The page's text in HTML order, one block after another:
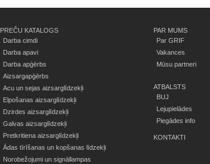
PREČU KATALOGS
Darba cimdi
Darba apavi
Darba apģērbs
Aizsargapģērbs
Acu un sejas aizsarglīdzekļi
Elpošanas aizsarglīdzekļi
Dzirdes aizsarglīdzekļi
Galvas aizsarglīdzekļi
Pretkritiena aizsarglīdzekļi
Ādas tīrīšanas un kopšanas līdzekļi
Norobežojumi un signāllampas
PAR MUMS
Par GRIF
Vakances
Mūsu partneri
ATBALSTS
BUJ
Lejupielādes
Piegādes info
KONTAKTI